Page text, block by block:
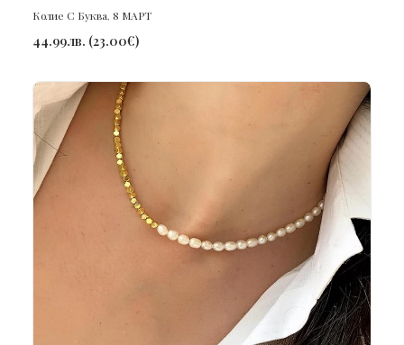
Колие С Буква, 8 МАРТ
44.99лв. (23.00€)